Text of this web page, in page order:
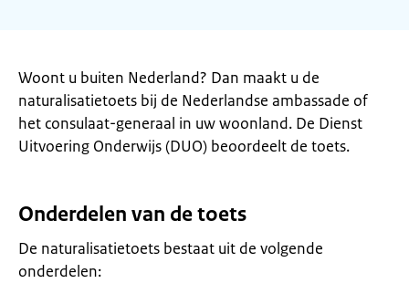
Woont u buiten Nederland? Dan maakt u de
naturalisatietoets bij de Nederlandse ambassade of
het consulaat-generaal in uw woonland. De Dienst
Uitvoering Onderwijs (DUO) beoordeelt de toets.
Onderdelen van de toets
De naturalisatietoets bestaat uit de volgende
onderdelen: